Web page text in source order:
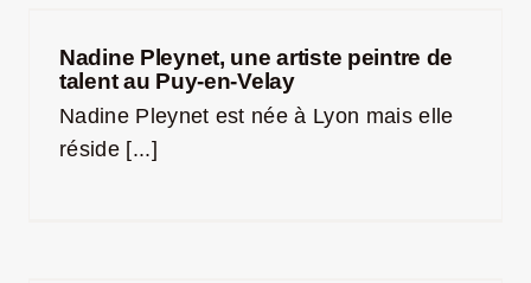
Nadine Pleynet, une artiste peintre de
talent au Puy-en-Velay
Nadine Pleynet est née à Lyon mais elle
réside [...]